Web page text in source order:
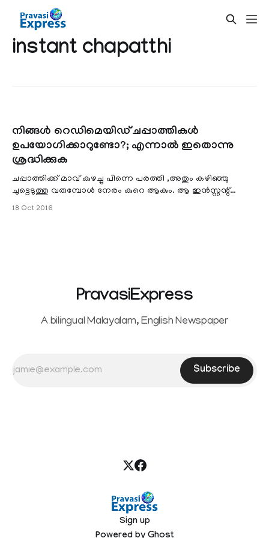
instant chapatthi
നിങ്ങള്‍ റെഡിമെയിഡ് ചപ്പാത്തികള്‍
ഉപയോഗിക്കാറുണ്ടോ?; എന്നാല്‍ ഇതൊന്നു
ശ്രദ്ധിക്കുക
ചപ്പാത്തിക്ക് മാവ്‌ കുഴച്ചു പിന്നെ പരത്തി ,അതും കഴിഞ്ഞു
ചുട്ടെടുത്തു വരുമ്പോള്‍ നേരം കുറെ ആകും. ആ ഇന്‍സ്റ്റന്റ്
ചപ്പാത്തി ആയാല്‍ ഈ പാടൊന്നും ഇല്ല . ഇങ്ങനെ പറയാന്‍
18 Oct 2016
PravasiExpress
A bilingual Malayalam, English Newspaper
Subscribe
Sign up